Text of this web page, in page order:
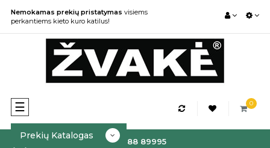
Nemokamas prekių pristatymas visiems
perkantiems kieto kuro katilus!
Toggle
navigation
☰ 0
Kaip Užsakyti? +370 688 89995
Prekių Katalogas